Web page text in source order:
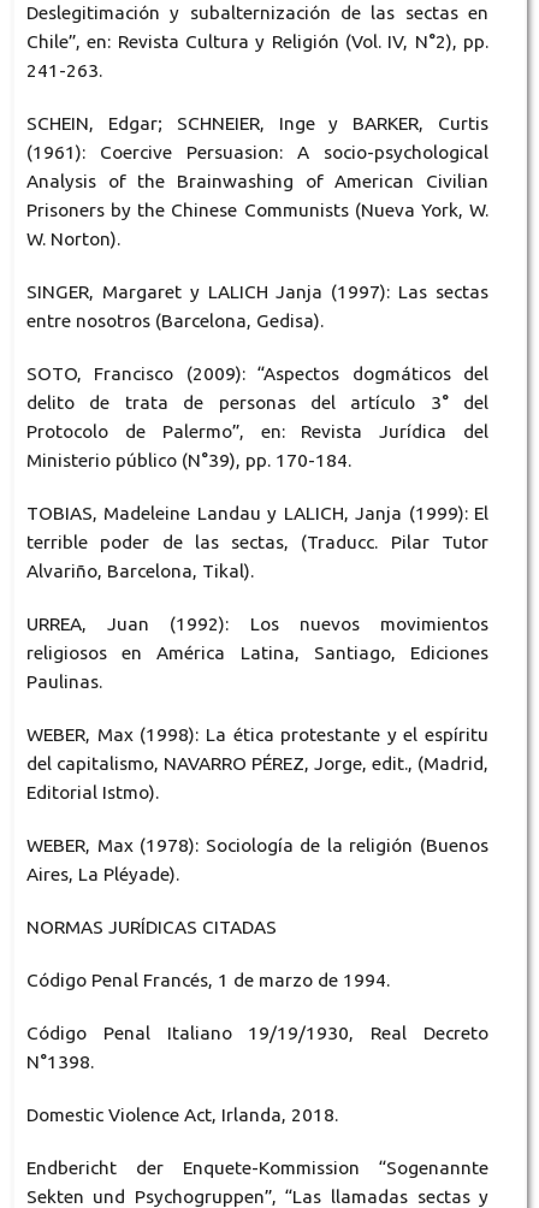
Deslegitimación y subalternización de las sectas en
Chile”, en: Revista Cultura y Religión (Vol. IV, N°2), pp.
241-263.
SCHEIN, Edgar; SCHNEIER, Inge y BARKER, Curtis
(1961): Coercive Persuasion: A socio-psychological
Analysis of the Brainwashing of American Civilian
Prisoners by the Chinese Communists (Nueva York, W.
W. Norton).
SINGER, Margaret y LALICH Janja (1997): Las sectas
entre nosotros (Barcelona, Gedisa).
SOTO, Francisco (2009): “Aspectos dogmáticos del
delito de trata de personas del artículo 3° del
Protocolo de Palermo”, en: Revista Jurídica del
Ministerio público (N°39), pp. 170-184.
TOBIAS, Madeleine Landau y LALICH, Janja (1999): El
terrible poder de las sectas, (Traducc. Pilar Tutor
Alvariño, Barcelona, Tikal).
URREA, Juan (1992): Los nuevos movimientos
religiosos en América Latina, Santiago, Ediciones
Paulinas.
WEBER, Max (1998): La ética protestante y el espíritu
del capitalismo, NAVARRO PÉREZ, Jorge, edit., (Madrid,
Editorial Istmo).
WEBER, Max (1978): Sociología de la religión (Buenos
Aires, La Pléyade).
NORMAS JURÍDICAS CITADAS
Código Penal Francés, 1 de marzo de 1994.
Código Penal Italiano 19/19/1930, Real Decreto
N°1398.
Domestic Violence Act, Irlanda, 2018.
Endbericht der Enquete-Kommission “Sogenannte
Sekten und Psychogruppen”, “Las llamadas sectas y